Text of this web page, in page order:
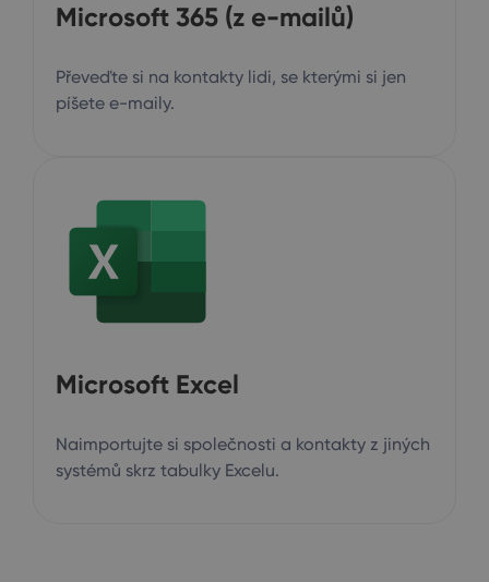
Microsoft 365 (z e-mailů)
Převeďte si na kontakty lidi, se kterými si jen
píšete e-maily.
Microsoft Excel
Naimportujte si společnosti a kontakty z jiných
systémů skrz tabulky Excelu.